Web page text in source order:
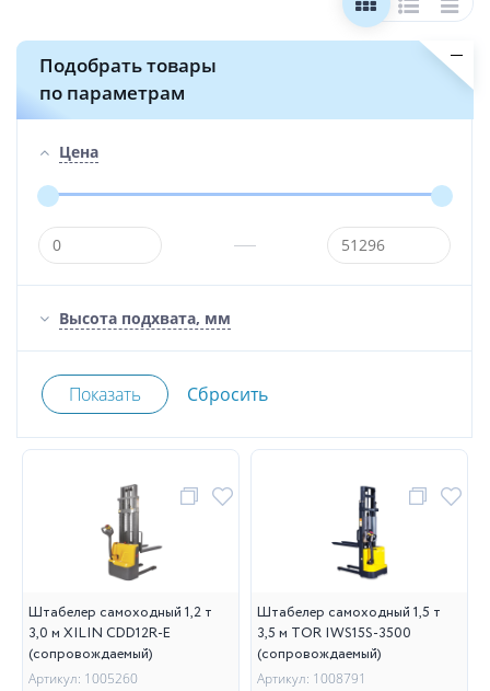
Подобрать товары
по параметрам
Цена
Высота подхвата, мм
Штабелер самоходный 1,2 т
3,0 м XILIN CDD12R-E
(сопровождаемый)
Артикул: 1005260
Штабелер самоходный 1,5 т
3,5 м TOR IWS15S-3500
(сопровождаемый)
Артикул: 1008791